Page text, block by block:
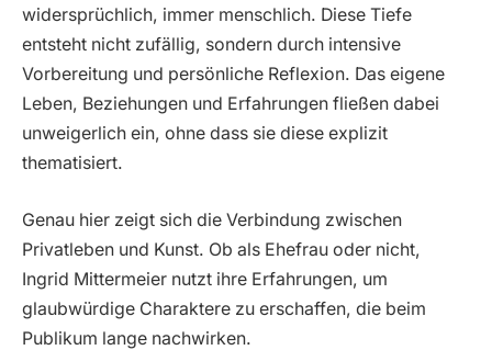
widersprüchlich, immer menschlich. Diese Tiefe
entsteht nicht zufällig, sondern durch intensive
Vorbereitung und persönliche Reflexion. Das eigene
Leben, Beziehungen und Erfahrungen fließen dabei
unweigerlich ein, ohne dass sie diese explizit
thematisiert.
Genau hier zeigt sich die Verbindung zwischen
Privatleben und Kunst. Ob als Ehefrau oder nicht,
Ingrid Mittermeier nutzt ihre Erfahrungen, um
glaubwürdige Charaktere zu erschaffen, die beim
Publikum lange nachwirken.